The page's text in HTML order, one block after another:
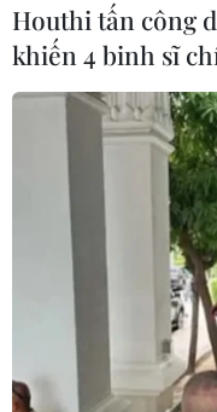
Houthi tấn công
khiến 4 binh sĩ